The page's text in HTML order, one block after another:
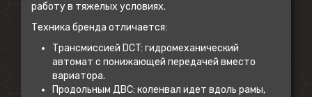
работу в тяжелых условиях.
Техника бренда отличается:
Трансмиссией DCT: гидромеханический
автомат с понижающей передачей вместо
вариатора.
Продольным ДВС: коленвал идет вдоль рамы,